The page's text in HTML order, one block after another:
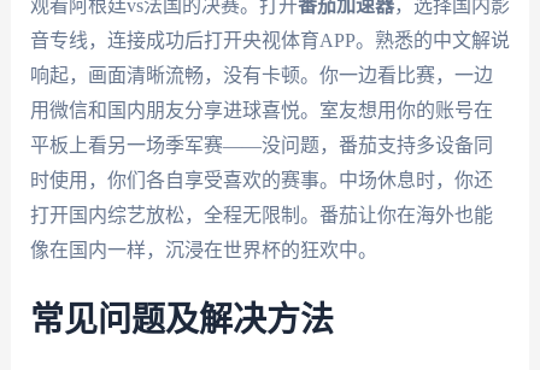
观看阿根廷vs法国的决赛。打开番茄加速器，选择国内影
音专线，连接成功后打开央视体育APP。熟悉的中文解说
响起，画面清晰流畅，没有卡顿。你一边看比赛，一边
用微信和国内朋友分享进球喜悦。室友想用你的账号在
平板上看另一场季军赛——没问题，番茄支持多设备同
时使用，你们各自享受喜欢的赛事。中场休息时，你还
打开国内综艺放松，全程无限制。番茄让你在海外也能
像在国内一样，沉浸在世界杯的狂欢中。
常见问题及解决方法